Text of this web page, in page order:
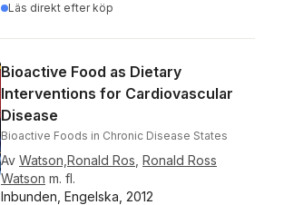
Läs direkt efter köp
Bioactive Food as Dietary
Interventions for Cardiovascular
Disease
Bioactive Foods in Chronic Disease States
Av Watson,Ronald Ros Ronald Ross
Watson m. fl.
Inbunden, Engelska, 2012